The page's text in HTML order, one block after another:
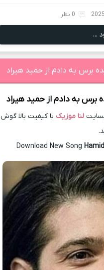
0 نظر
...
برس ﺑﻪ دادم از حميد هیراد
برس ﺑﻪ دادمازحميد هیراد
لنا موزیک با کیفیت بالا گوش
Download New Song